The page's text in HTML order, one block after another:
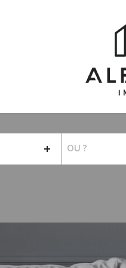
CRITÈRES